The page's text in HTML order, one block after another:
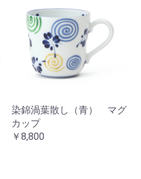
カートへ進む
染錦渦葉散し（青） マグ
カップ
￥8,800